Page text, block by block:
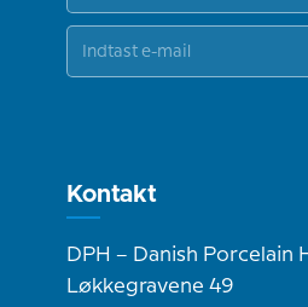
Kontakt
DPH – Danish Porcelain
Løkkegravene 49